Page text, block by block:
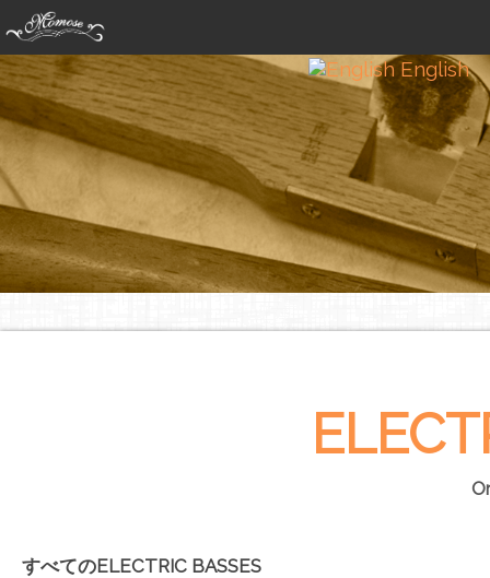
English
Jump to navigation
すべてのELECTRIC BASSES